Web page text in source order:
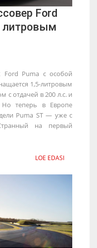
Ford
литровым
Ford Puma с особой
1,5-литровым
с отдачей в 200 л.с. и
теперь в Европе
Puma ST — уже с
на первый
LOE EDASI